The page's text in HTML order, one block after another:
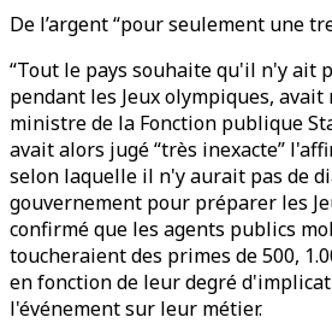
De l’argent “pour seulement une
“Tout le pays souhaite qu'il n'y ait
pendant les Jeux olympiques,
ministre de la Fonction publique
avait alors jugé “très inexacte”
selon laquelle il n'y aurait pas de
gouvernement pour préparer les
confirmé que les agents publics
toucheraient des primes de 500,
en fonction de leur degré
l'événement sur leur métier.